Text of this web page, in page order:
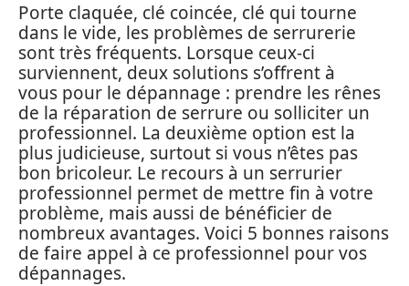
Porte claquée, clé coincée, clé qui tourne
dans le vide, les problèmes de serrurerie
sont très fréquents. Lorsque ceux-ci
surviennent, deux solutions s’offrent à
vous pour le dépannage : prendre les rênes
de la réparation de serrure ou solliciter un
professionnel. La deuxième option est la
plus judicieuse, surtout si vous n’êtes pas
bon bricoleur. Le recours à un serrurier
professionnel permet de mettre fin à votre
problème, mais aussi de bénéficier de
nombreux avantages. Voici 5 bonnes raisons
de faire appel à ce professionnel pour vos
dépannages.